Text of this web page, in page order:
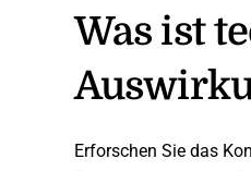
Was ist
Erforschen Sie das